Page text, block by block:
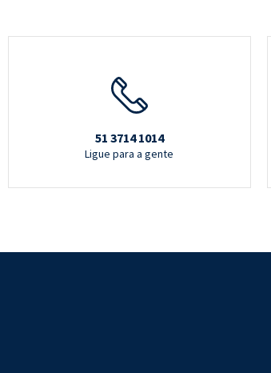
51 3714 1014
Ligue para a gente